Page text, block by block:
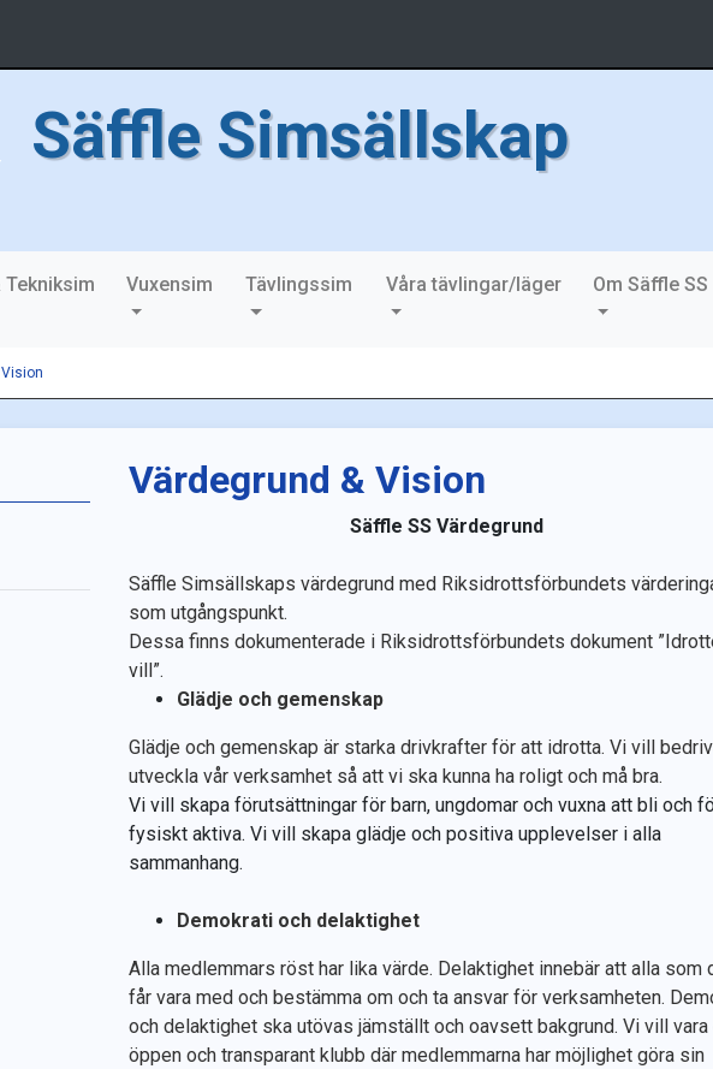
Säffle Simsällskap
Vuxensim Tävlingssim Våra tävlingar/läger Om Säffle SS
Värdegrund & Vision
Säffle SS Värdegrund
Säffle Simsällskaps värdegrund med Riksidrottsförbundets
som utgångspunkt.
Dessa finns dokumenterade i Riksidrottsförbundets dokument
vill”.
Glädje och gemenskap
Glädje och gemenskap är starka drivkrafter för att idrotta. Vi vill
utveckla vår verksamhet så att vi ska kunna ha roligt och må bra.
Vi vill skapa förutsättningar för barn, ungdomar och vuxna att bli och
fysiskt aktiva. Vi vill skapa glädje och positiva upplevelser i alla
sammanhang.
Demokrati och delaktighet
Alla medlemmars röst har lika värde. Delaktighet innebär att alla som
får vara med och bestämma om och ta ansvar för verksamheten.
och delaktighet ska utövas jämställt och oavsett bakgrund. Vi vill vara
öppen och transparant klubb där medlemmarna har möjlighet göra sin